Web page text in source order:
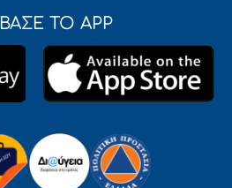
ΤΟ APP